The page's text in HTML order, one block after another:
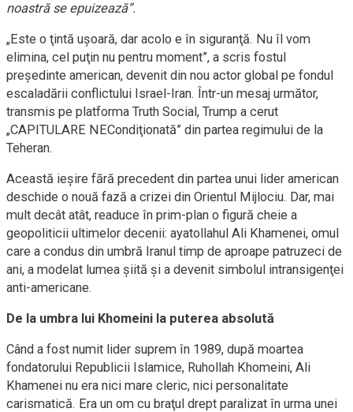
noastră se epuizează”.
„Este o ţintă uşoară, dar acolo e în siguranţă. Nu îl vom
elimina, cel puţin nu pentru moment”, a scris fostul
preşedinte american, devenit din nou actor global pe fondul
escaladării conflictului Israel-Iran. Într-un mesaj următor,
transmis pe platforma Truth Social, Trump a cerut
„CAPITULARE NECondiţionată” din partea regimului de la
Teheran.
Această ieşire fără precedent din partea unui lider american
deschide o nouă fază a crizei din Orientul Mijlociu. Dar, mai
mult decât atât, readuce în prim-plan o figură cheie a
geopoliticii ultimelor decenii: ayatollahul Ali Khamenei, omul
care a condus din umbră Iranul timp de aproape patruzeci de
ani, a modelat lumea şiită şi a devenit simbolul intransigenţei
anti-americane.
De la umbra lui Khomeini la puterea absolută
Când a fost numit lider suprem în 1989, după moartea
fondatorului Republicii Islamice, Ruhollah Khomeini, Ali
Khamenei nu era nici mare cleric, nici personalitate
carismatică. Era un om cu braţul drept paralizat în urma unei